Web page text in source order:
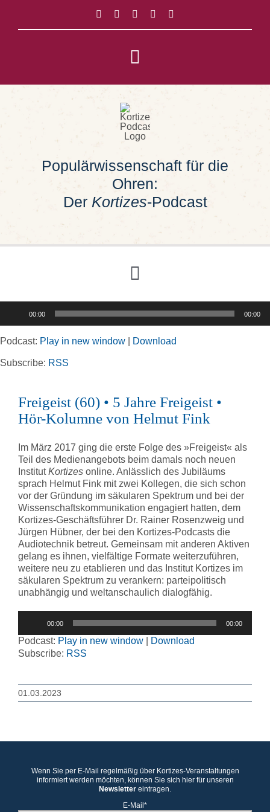
springen
Toggle
Navigation
Impressum
Datenschutz
Populärwissenschaft für die
Ohren:
Der Kortizes-Podcast
Toggle
Navigation
Rubriken
Kortizes Website
00:00 00:00
Podcast: Play in new window Download
Subscribe: RSS
Freigeist (60) • 5 Jahre Freigeist •
Hör-Kolumne von Helmut Fink
Im März 2017 ging die erste Folge des »Freigeist« als
Teil des Medienangebots beim damals noch neuen
InstitutKortizes online. Anlässlich des Jubiläums
sprach Helmut Fink mit zwei Kollegen, die sich schon
vor der Gründung im säkularen Spektrum und bei der
Wissenschaftskommunikation engagiert hatten, dem
Kortizes-Geschäftsführer Dr. Rainer Rosenzweig und
Jürgen Hübner, der bei den Kortizes-Podcasts die
Audiotechnik betreut. Gemeinsam mit anderen Aktiven
gelang es ihnen, vielfältige Formate weiterzuführen,
weitere neu zu etablieren und das Institut Kortizes im
säkularen Spektrum zu verankern: parteipolitisch
unabhängig und weltanschaulich dialogfähig.
00:00 00:00
Podcast: Play in new window
Download
Subscribe: RSS
01.03.2023
Wenn Sie per E-Mail regelmäßig über Kortizes-Veranstaltungen
informiert werden möchten, können Sie sich hier für unseren
Newsletter eintragen.
E-Mail*